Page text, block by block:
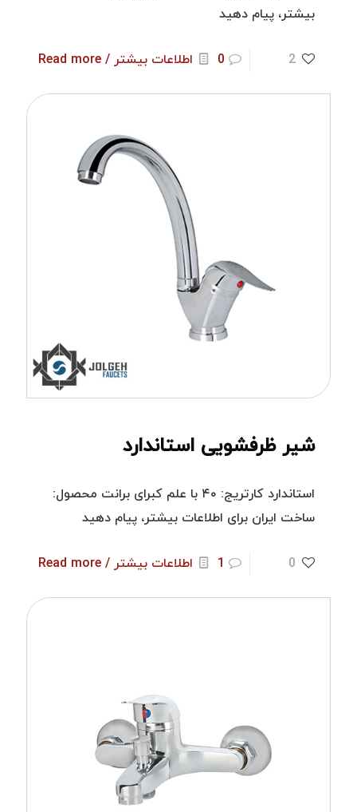
بیشتر، پیام دهید
2
0 اطلاعات بیشتر / Read more
شیر ظرفشویی استاندارد
استاندارد کارتریج: ۴۰ با علم کبرای برانت محصول:
ساخت ایران برای اطلاعات بیشتر، پیام دهید
0
1 اطلاعات بیشتر / Read more